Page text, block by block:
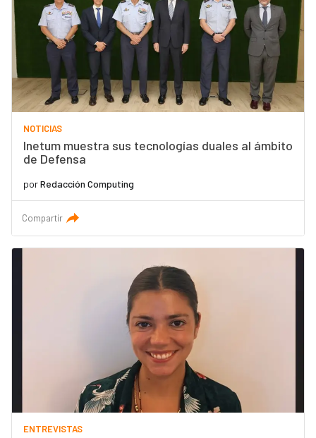
NOTICIAS
Inetum muestra sus tecnologías duales al ámbito
de Defensa
porRedacción Computing
Compartir
ENTREVISTAS